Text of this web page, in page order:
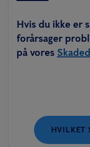
Hvis du ikke er
forårsager
på vores
HVILKET